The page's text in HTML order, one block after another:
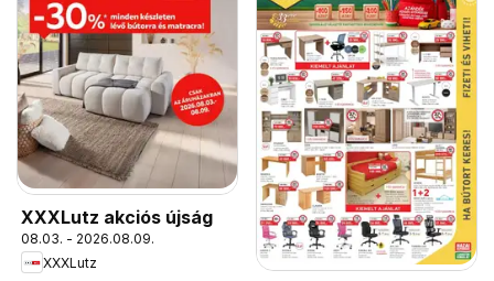
XXXLutz akciós újság
08.03. - 2026.08.09.
XXXLutz